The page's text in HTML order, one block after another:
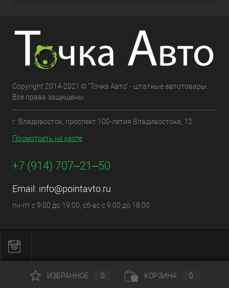
Copyright 2014-2021 © "Точка Авто" - штатные автотовары.
Все права защищены.
г. Владивосток, проспект 100-летия Владивостока, 12
Посмотреть на карте
+7 (914) 707‒21‒50
Email: info@pointavto.ru
пн-пт с 9:00 до 19:00, сб-вс с 9:00 до 18:00
ИЗБРАННОЕ 0 КОРЗИНА 0